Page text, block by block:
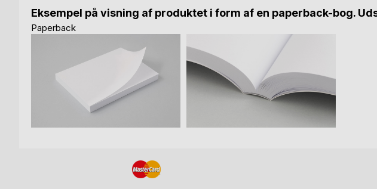
Eksempel på visning af produktet i form af en paperback-bog.
Paperback